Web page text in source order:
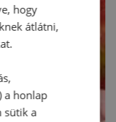
hogy
átlátni,
a honlap
sütik a